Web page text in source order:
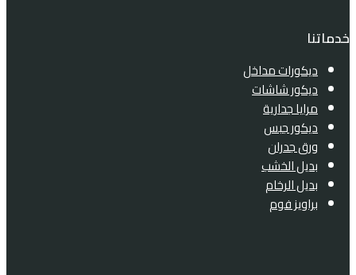
خدماتنا
ديكورات مداخل
ديكور شاشات
مرايا جدارية
ديكور جبس
ورق جدران
بديل الخشب
بديل الرخام
براويز فوم